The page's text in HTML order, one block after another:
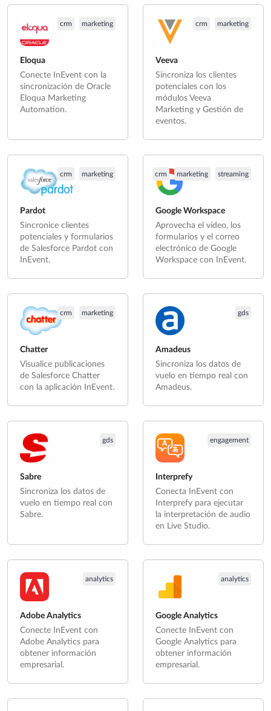
crm marketing
Eloqua
Conecte InEvent con la
sincronización de Oracle
Eloqua Marketing
Automation.
crm marketing
Veeva
Sincroniza los clientes
potenciales con los
módulos Veeva
Marketing y Gestión de
eventos.
crm marketing
Pardot
Sincronice clientes
potenciales y formularios
de Salesforce Pardot con
InEvent.
crm marketing streaming
Google Workspace
Aprovecha el vídeo, los
formularios y el correo
electrónico de Google
Workspace con InEvent.
crm marketing
Chatter
Visualice publicaciones
de Salesforce Chatter
con la aplicación InEvent.
gds
Amadeus
Sincroniza los datos de
vuelo en tiempo real con
Amadeus.
gds
Sabre
Sincroniza los datos de
vuelo en tiempo real con
Sabre.
engagement
Interprefy
Conecta InEvent con
Interprefy para ejecutar
la interpretación de audio
en Live Studio.
analytics
Adobe Analytics
Conecte InEvent con
Adobe Analytics para
obtener información
empresarial.
analytics
Google Analytics
Conecte InEvent con
Google Analytics para
obtener información
empresarial.